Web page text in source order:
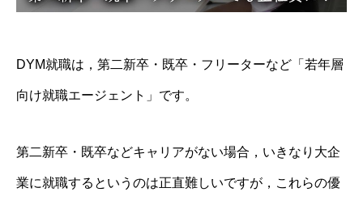
DYM就職は，第二新卒・既卒・フリーターなど「若年層
向け就職エージェント」です。
第二新卒・既卒などキャリアがない場合，いきなり大企
業に就職するというのは正直難しいですが，これらの優